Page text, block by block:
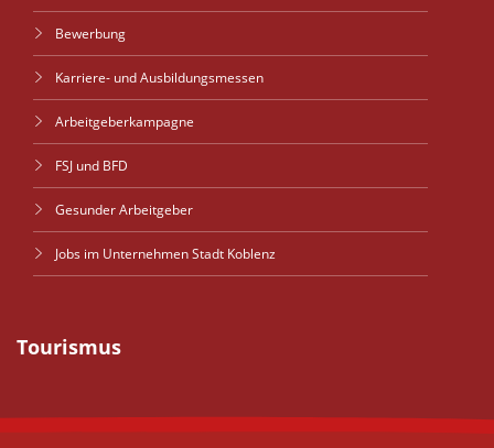
Bewerbung
Karriere- und Ausbildungsmessen
Arbeitgeberkampagne
FSJ und BFD
Gesunder Arbeitgeber
Jobs im Unternehmen Stadt Koblenz
Tourismus